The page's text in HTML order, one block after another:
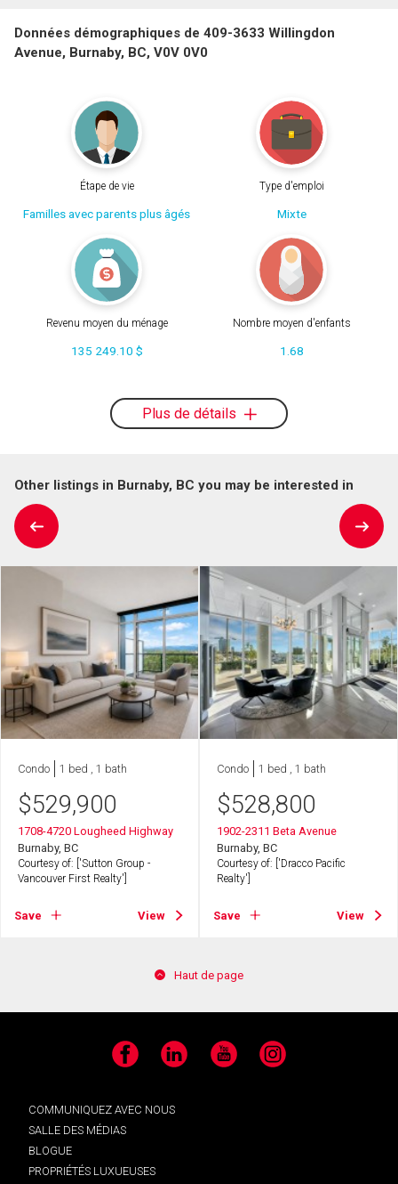
Données démographiques de 409-3633 Willingdon
Avenue, Burnaby, BC, V0V 0V0
Étape de vie
Familles avec parents plus âgés
Type d'emploi
Mixte
Revenu moyen du ménage
135 249.10 $
Nombre moyen d'enfants
1.68
Plus de détails
Other listings in Burnaby, BC you may be interested in
Condo 1 bed , 1 bath
$529,900
1708-4720 Lougheed Highway
Burnaby, BC
Courtesy of: ['Sutton Group -
Vancouver First Realty']
Save View
Condo 1 bed , 1 bath
$528,800
1902-2311 Beta Avenue
Burnaby, BC
Courtesy of: ['Dracco Pacific
Realty']
Save View
Haut de page
Facebook LinkedIn YouTube Instagram
COMMUNIQUEZ AVEC NOUS
SALLE DES MÉDIAS
BLOGUE
PROPRIÉTÉS LUXUEUSES